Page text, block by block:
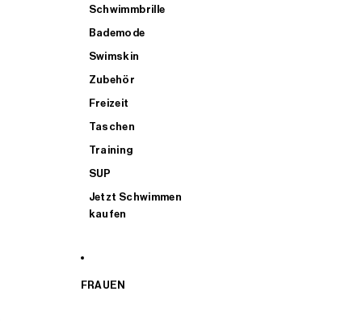
Schwimmbrille
Bademode
Swimskin
Zubehör
Freizeit
Taschen
Training
SUP
Jetzt Schwimmen
kaufen
FRAUEN